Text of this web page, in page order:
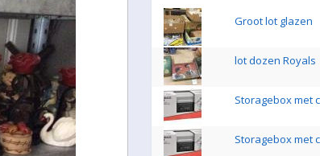
Groot lot glazen
lot dozen Royals
Storagebox met
Storagebox met